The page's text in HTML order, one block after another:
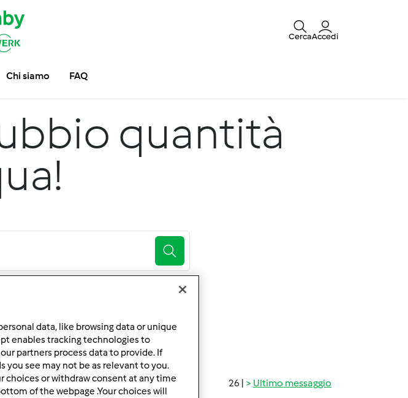
CercaAccedi
Chi siamo FAQ
quantità
10
26 | Ultimo messaggio
data, like browsing data or unique
enables tracking technologies to
partners process data to provide. If
you see may not be as relevant to you.
choices or withdraw consent at any time
of the webpage .Your choices will